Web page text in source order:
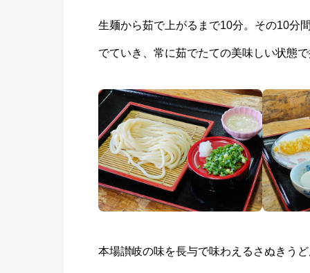
生麺から茹で上がるまで10分。その10分
でていき、常に茹でたての美味しい状態
本場讃岐の味を長与で味わえるさぬきう